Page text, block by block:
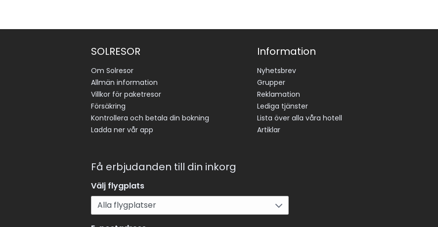
SOLRESOR
Om Solresor
Allmän information
Villkor för paketresor
Försäkring
Kontrollera och betala din bokning
Ladda ner vår app
Information
Nyhetsbrev
Grupper
Reklamation
Lediga tjänster
Lista över alla våra hotell
Artiklar
Få erbjudanden till din inkorg
Välj flygplats